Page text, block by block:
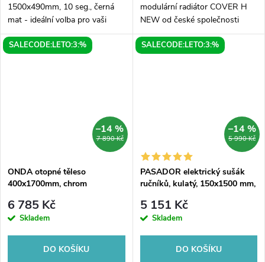
1500x490mm, 10 seg., černá
mat - ideální volba pro vaši
domácnost!Otopné těleso
FEDE je jedním z nejnovějších
modulární radiátor COVER H
NEW od české společnosti
HOPA. Elegantní radiátor je
dostupný v mnoha variantách.
SALECODE:LETO:3:%
7 890 Kč
–14 %
ONDA otopné těleso
400x1700mm, chrom
6 785 Kč
Skladem
DO KOŠÍKU
SALECODE:LETO:3:%
5 990 Kč
–14 %
PASADOR elektrický sušák
ručníků, kulatý, 150x1500 mm,
5 151 Kč
Skladem
DO KOŠÍKU